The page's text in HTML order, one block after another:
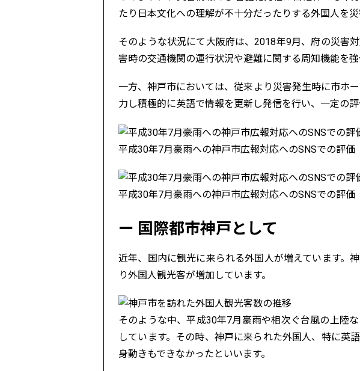
たり日本文化への理解が不十分だったりする外国人を
そのような状況にて大阪府は、2018年9月、府の災害
害時の交通機関の運行状況や避難に関する周知機能を強
一方、神戸市においては、従来より災害発生時に市ホ
力し積極的に英語で情報を更新し発信を行い、一定の評
平成30年7月豪雨への神戸市広報対応へのSNSでの評価
平成30年7月豪雨への神戸市広報対応へのSNSでの評価
国際都市神戸として
近年、国内に観光に来られる外国人が増えています。
り外国人観光客が増加しています。
そのような中、平成30年7月豪雨や相次ぐ台風の上陸
しています。その時、神戸に来られた外国人、特に英
身動きもできなかったといいます。